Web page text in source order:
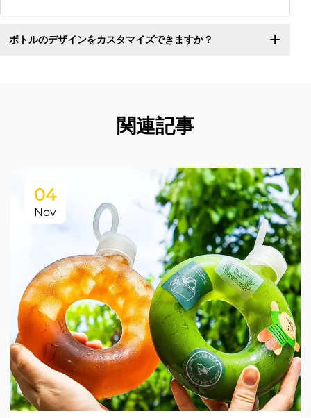
ボトルのデザインをカスタマイズできますか？
関連記事
04
Nov